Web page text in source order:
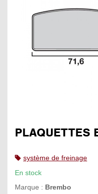
PLAQUETTES
système de freinage
En stock
Marque : Brembo